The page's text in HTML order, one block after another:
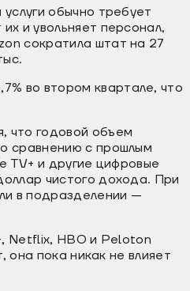
обычно требует
и увольняет персонал,
сократила штат на 27
во втором квартале, что
что годовой объем
сравнению с прошлым
TV+ и другие цифровые
чистого дохода. При
в подразделении —
Netflix, HBO и Peloton
пока никак не влияет